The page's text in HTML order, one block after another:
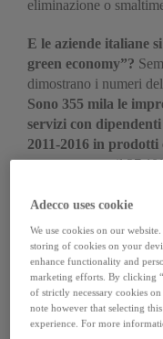
eliminazione o
E le aziende italiane
green economy”?
dimostrano i numeri del
Sono 355 mila le
servizi con
2011-2016 in prodotti
una su quattro, il
Investire
superare la crisi e
imprese che lo fanno
internazionale: il
imprese non
settore manifatturiero,
Adecco uses cookie
We use cookies on our
storing of cookies on your
enhance functionality and
marketing efforts. By clicking
of strictly necessary cookies
note however that selecting
experience. For more